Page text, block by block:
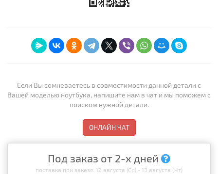
Если Вы сомневаетесь в совместимости данной детали с
Вашей моделью ноутбука, напишите нам в чат и мы поможем с
поиском нужной детали.
ОНЛАЙН ЧАТ
Под заказ от 2-х дней
поставка при заказе: 12 августа (Ср) - 13 августа (Чт)